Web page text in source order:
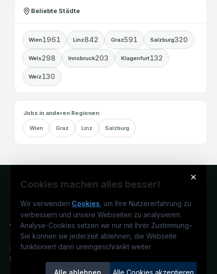
Beliebte Städte
Wien1961 Linz842 Graz591 Salzburg320
Wels298 Innsbruck203 Klagenfurt132
Weiz130
Jobs in anderen Regionen:
Wien Graz Linz Salzburg
×
Cookies machen alles besser!
Wir verwenden Cookies , um Ihre Nutzererfahrung zu
verbessern und unsere Webseiten zu analysieren.
Analyse-Cookies setzen wir nur mit Ihrer Zustimmung–
Sie können sie jederzeit ablehnen, die Webseite
funktioniert dann uneingeschränkt weiter
Österreichs technisches Karriereportal.
Ein Service der candidatis GmbH.